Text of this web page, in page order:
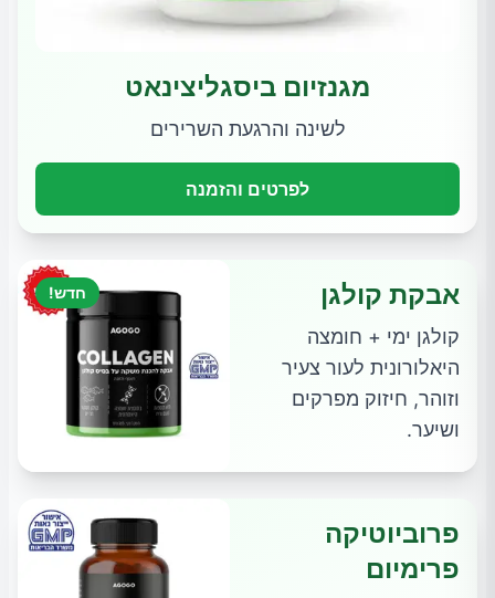
מגנזיום ביסגליצינאט
לשינה והרגעת השרירים
לפרטים והזמנה
חדש! אבקת קולגן
קולגן ימי + חומצה
היאלורונית לעור צעיר
וזוהר, חיזוק מפרקים
ושיער.
פרוביוטיקה
פרימיום